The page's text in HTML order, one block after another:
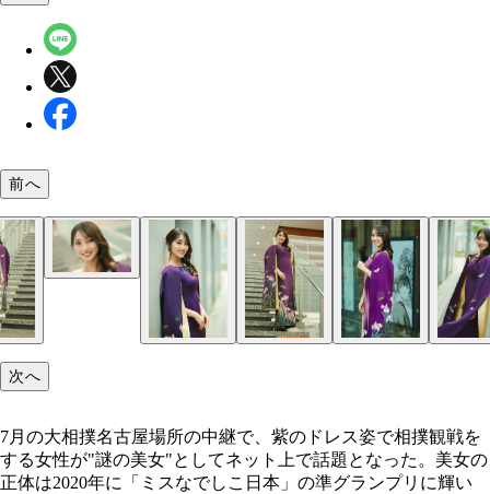
前へ
次へ
7月の大相撲名古屋場所の中継で、紫のドレス姿で相撲観戦を
する女性が"謎の美女"としてネット上で話題となった。美女の
正体は2020年に「ミスなでしこ日本」の準グランプリに輝い